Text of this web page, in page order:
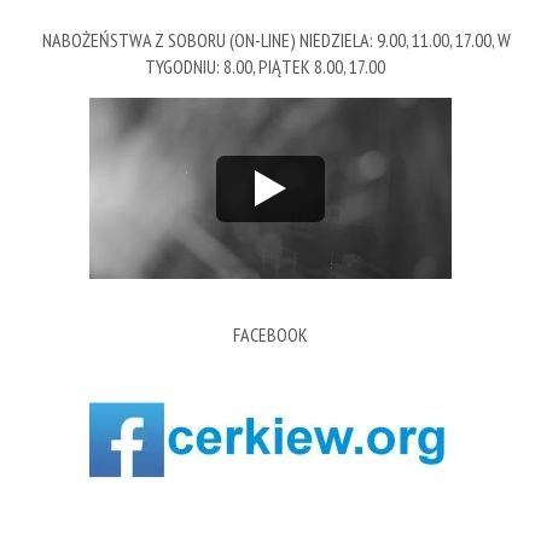
NABOŻEŃSTWA Z SOBORU (ON-LINE) NIEDZIELA: 9.00, 11.00, 17.00, W
TYGODNIU: 8.00, PIĄTEK 8.00, 17.00
FACEBOOK